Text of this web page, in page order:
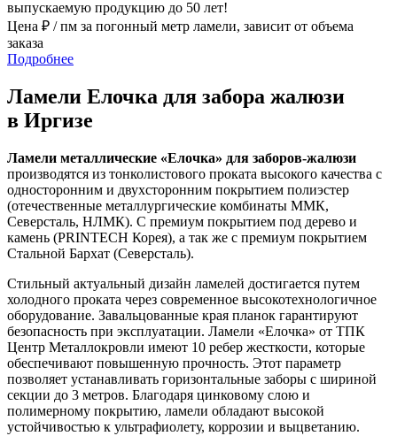
выпускаемую продукцию до 50 лет!
Цена ₽ / пм за погонный метр ламели, зависит от объема
заказа
Подробнее
Ламели Елочка для забора жалюзи
в Иргизе
Ламели металлические «Елочка» для заборов-жалюзи
производятся из тонколистового проката высокого качества с
односторонним и двухсторонним покрытием полиэстер
(отечественные металлургические комбинаты ММК,
Северсталь, НЛМК). С премиум покрытием под дерево и
камень (PRINTECH Корея), а так же с премиум покрытием
Стальной Бархат (Северсталь).
Стильный актуальный дизайн ламелей достигается путем
холодного проката через современное высокотехнологичное
оборудование. Завальцованные края планок гарантируют
безопасность при эксплуатации. Ламели «Елочка» от ТПК
Центр Металлокровли имеют 10 ребер жесткости, которые
обеспечивают повышенную прочность. Этот параметр
позволяет устанавливать горизонтальные заборы с шириной
секции до 3 метров. Благодаря цинковому слою и
полимерному покрытию, ламели обладают высокой
устойчивостью к ультрафиолету, коррозии и выцветанию.